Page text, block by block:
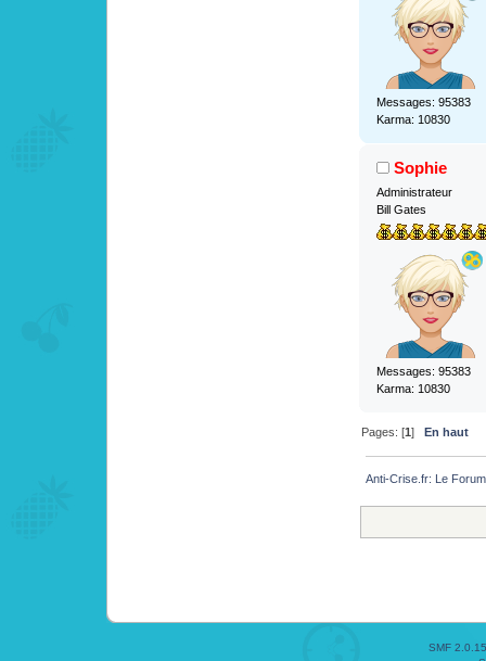
Messages: 95383
Karma: 10830
Sophie
Administrateur
Bill Gates
Messages: 95383
Karma: 10830
Pages: [1] En haut
Anti-Crise.fr: Le Forum
SMF 2.0.15